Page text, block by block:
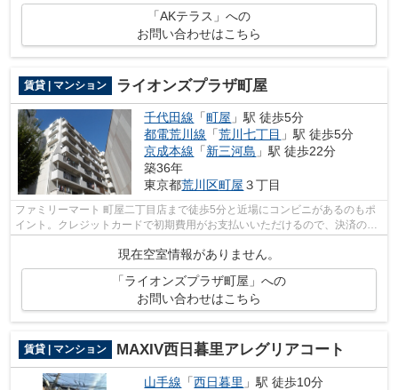
「AKテラス」への
お問い合わせはこちら
賃貸 | マンション ライオンズプラザ町屋
千代田線 「町屋 」駅 徒歩5分
都電荒川線 「荒川七丁目 」駅 徒歩5分
京成本線 「新三河島 」駅 徒歩22分
築36年
東京都荒川区町屋 ３丁目
ファミリーマート 町屋二丁目店まで徒歩5分と近場にコンビニがあるのもポ
イント。クレジットカードで初期費用がお支払いいただけるので、決済の手
間が軽減できます。周辺には、徒歩5分...
現在空室情報がありません。
「ライオンズプラザ町屋」への
お問い合わせはこちら
賃貸 | マンション MAXIV西日暮里アレグリアコート
山手線 「西日暮里 」駅 徒歩10分